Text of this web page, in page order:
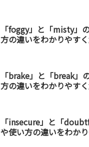
「foggy」と「misty」
方の違いをわかりやす
「brake」と「break」
方の違いをわかりやす
「insecure」と「
や使い方の違いをわか